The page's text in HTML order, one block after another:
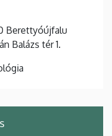
Berettyóújfalu
Balázs tér 1.